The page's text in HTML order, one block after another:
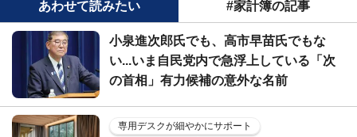
あわせて読みたい #家計簿の記事
小泉進次郎氏でも、高市早苗氏でもな
い...いま自民党内で急浮上している「次
の首相」有力候補の意外な名前
専用デスクが細やかにサポート